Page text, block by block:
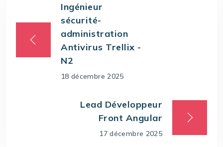
Ingénieur
sécurité-
administration
Antivirus Trellix -
N2
18 décembre 2025
Lead Développeur
Front Angular
17 décembre 2025